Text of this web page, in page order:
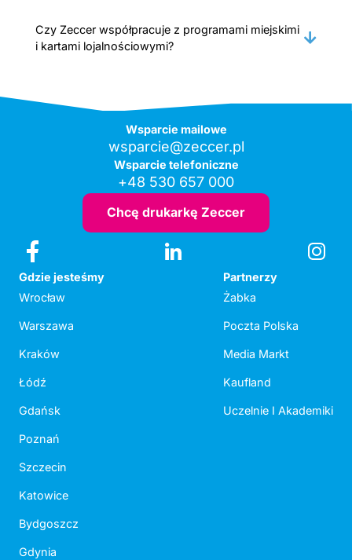
Czy Zeccer współpracuje z programami miejskimi
i kartami lojalnościowymi?
Wsparcie mailowe
wsparcie@zeccer.pl
Wsparcie telefoniczne
+48 530 657 000
Chcę drukarkę Zeccer
Gdzie jesteśmy
Wrocław
Warszawa
Kraków
Łódź
Gdańsk
Poznań
Szczecin
Katowice
Bydgoszcz
Gdynia
Partnerzy
Żabka
Poczta Polska
Media Markt
Kaufland
Uczelnie I Akademiki